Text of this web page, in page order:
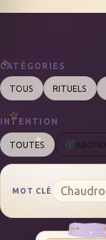
CATÉGORIES
TOUS RITUELS
INTENTION
TOUTES
MOT CLÉ